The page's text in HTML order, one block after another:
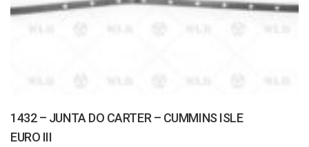
1432 – JUNTA DO CARTER – CUMMINS ISLE
EURO III